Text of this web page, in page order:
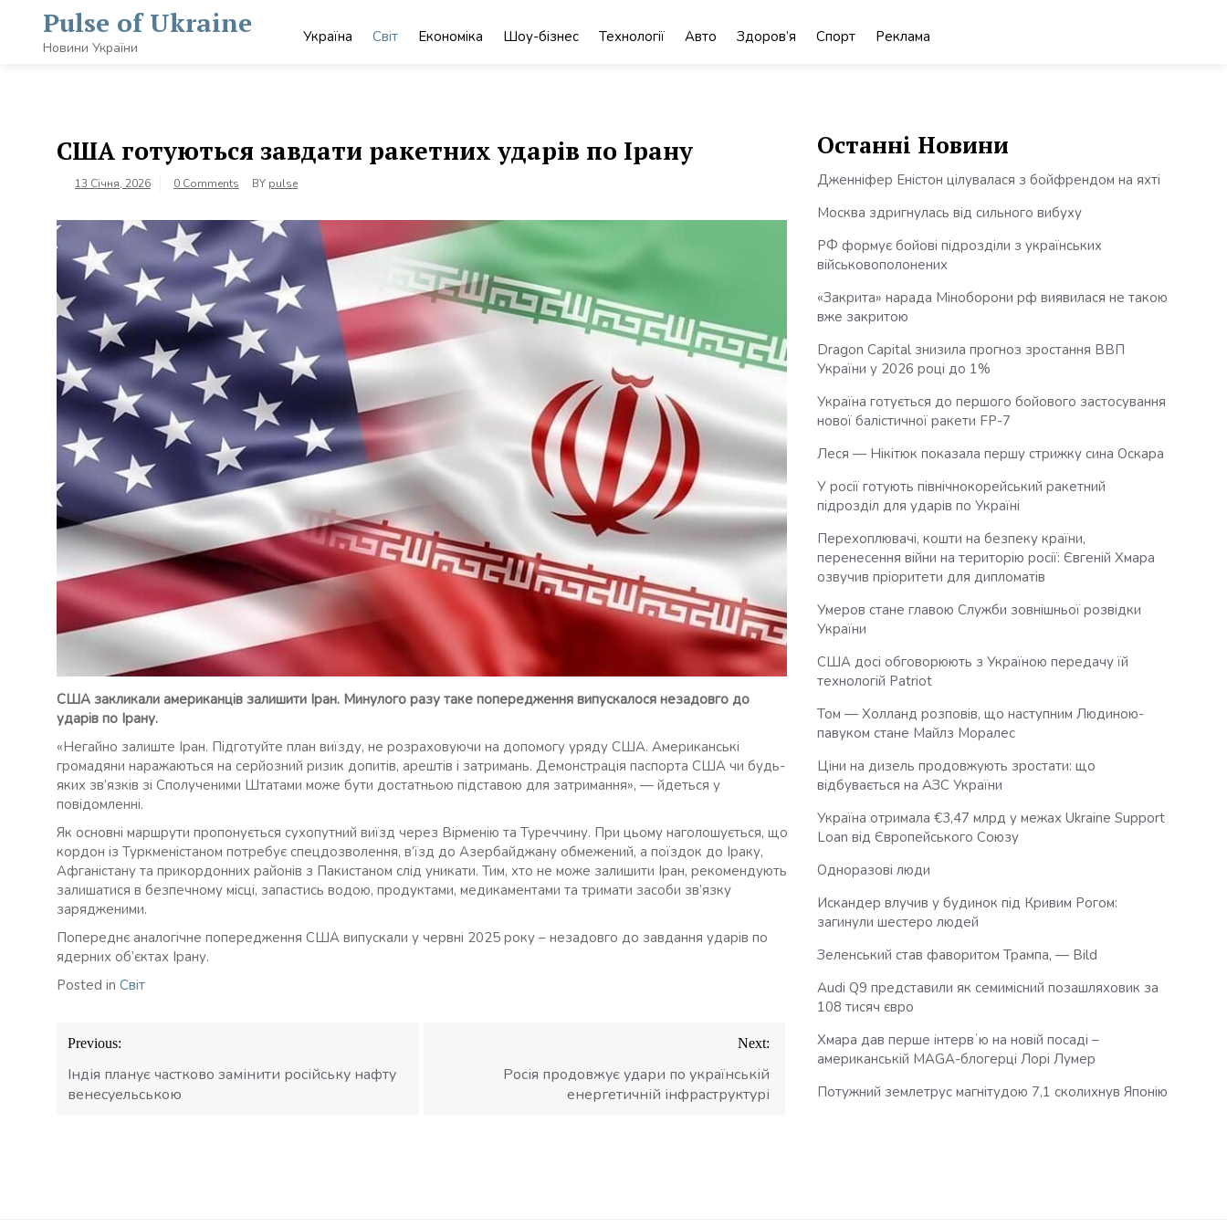
content
Pulse of Ukraine
Новини України
Україна Світ Економіка Шоу-бізнес Технології Авто Здоров’я Спорт Реклама
США готуються завдати ракетних ударів по Ірану
13 Січня, 2026 0 Comments BY pulse
США закликали американців залишити Іран. Минулого разу таке попередження випускалося незадовго до
ударів по Ірану.
«Негайно залиште Іран. Підготуйте план виїзду, не розраховуючи на допомогу уряду США. Американські
громадяни наражаються на серйозний ризик допитів, арештів і затримань. Демонстрація паспорта США чи будь-
яких зв’язків зі Сполученими Штатами може бути достатньою підставою для затримання», — йдеться у
повідомленні.
Як основні маршрути пропонується сухопутний виїзд через Вірменію та Туреччину. При цьому наголошується, що
кордон із Туркменістаном потребує спецдозволення, в’їзд до Азербайджану обмежений, а поїздок до Іраку,
Афганістану та прикордонних районів з Пакистаном слід уникати. Тим, хто не може залишити Іран, рекомендують
залишатися в безпечному місці, запастись водою, продуктами, медикаментами та тримати засоби зв’язку
зарядженими.
Попереднє аналогічне попередження США випускали у червні 2025 року – незадовго до завдання ударів по
ядерних об’єктах Ірану.
Posted in Світ
Навігація
записів
Previous:
Індія планує частково замінити російську нафту
венесуельською
Next:
Росія продовжує удари по українській
енергетичній інфраструктурі
Останні Новини
Дженніфер Еністон цілувалася з бойфрендом на яхті
Москва здригнулась від сильного вибуху
РФ формує бойові підрозділи з українських
військовополонених
«Закрита» нарада Міноборони рф виявилася не такою
вже закритою
Dragon Capital знизила прогноз зростання ВВП
України у 2026 році до 1%
Україна готується до першого бойового застосування
нової балістичної ракети FP-7
Леся — Нікітюк показала першу стрижку сина Оскара
У росії готують північнокорейський ракетний
підрозділ для ударів по Україні
Перехоплювачі, кошти на безпеку країни,
перенесення війни на територію росії: Євгеній Хмара
озвучив пріоритети для дипломатів
Умеров стане главою Служби зовнішньої розвідки
України
США досі обговорюють з Україною передачу їй
технологій Patriot
Том — Холланд розповів, що наступним Людиною-
павуком стане Майлз Моралес
Ціни на дизель продовжують зростати: що
відбувається на АЗС України
Україна отримала €3,47 млрд у межах Ukraine Support
Loan від Європейського Союзу
Одноразові люди
Искандер влучив у будинок під Кривим Рогом:
загинули шестеро людей
Зеленський став фаворитом Трампа, — Bild
Audi Q9 представили як семимісний позашляховик за
108 тисяч євро
Хмара дав перше інтервʼю на новій посаді –
американській MAGA-блогерці Лорі Лумер
Потужний землетрус магнітудою 7,1 сколихнув Японію